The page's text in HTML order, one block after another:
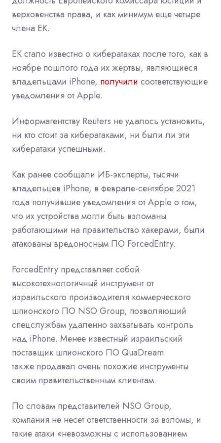
верховенства права, и как минимум еще четыре
члена ЕК.
ЕК стало известно о кибератаках после того, как в
ноябре пошлого года их жертвы, являющиеся
владельцами iPhone, получили соответствующие
уведомления от Apple.
Информагентству Reuters не удалось установить,
ни кто стоит за кибератаками, ни были ли эти
кибератаки успешными.
Как ранее сообщали ИБ-эксперты, тысячи
владельцев iPhone, в феврале-сентябре 2021
года получившие уведомления от Apple о том,
что их устройства могли быть взломаны
работающими на правительство хакерами, были
атакованы вредоносным ПО ForcedEntry.
ForcedEntry представляет собой
высокотехнологичный инструмент от
израильского производителя коммерческого
шпионского ПО NSO Group, позволяющий
спецслужбам удаленно захватывать контроль
над iPhone. Менее известный израильский
поставщик шпионского ПО QuaDream
также продавал очень похожие инструменты
своим правительственным клиентам.
По словам представителей NSO Group,
компания не несет ответственности за взломы, и
такие атаки «невозможны с использованием